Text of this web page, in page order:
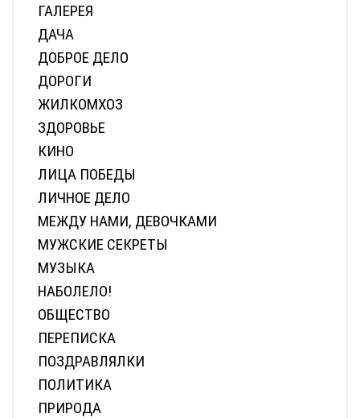
ГАЛЕРЕЯ
ДАЧА
ДОБРОЕ ДЕЛО
ДОРОГИ
ЖИЛКОМХОЗ
ЗДОРОВЬЕ
КИНО
ЛИЦА ПОБЕДЫ
ЛИЧНОЕ ДЕЛО
МЕЖДУ НАМИ, ДЕВОЧКАМИ
МУЖСКИЕ СЕКРЕТЫ
МУЗЫКА
НАБОЛЕЛО!
ОБЩЕСТВО
ПЕРЕПИСКА
ПОЗДРАВЛЯЛКИ
ПОЛИТИКА
ПРИРОДА